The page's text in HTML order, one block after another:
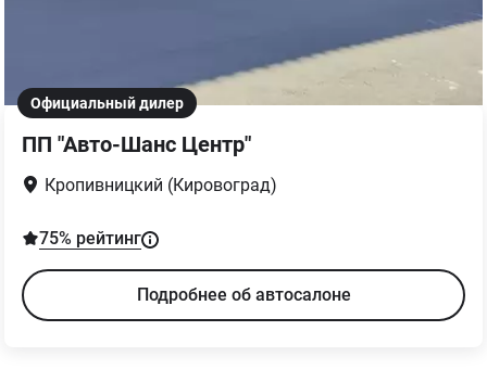
Официальный дилер
ПП "Авто-Шанс Центр"
Кропивницкий (Кировоград)
75% рейтинг
Подробнее об автосалоне